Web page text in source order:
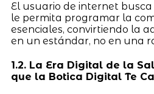
El usuario de internet
le permita programar la
esenciales, convirtiendo la
en un estándar, no en una
1.2. La Era Digital de la
que la Botica Digital Te